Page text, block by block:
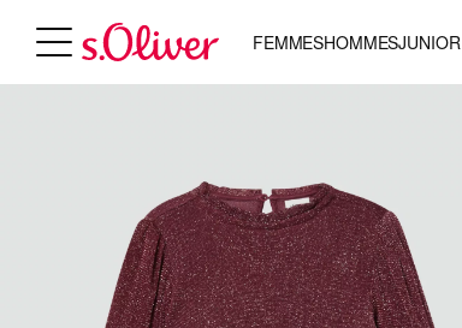
FEMMESHOMMESJUNIOR